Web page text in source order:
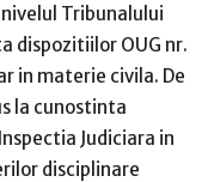
Tribunalului
dispozitiilor OUG nr.
in materie civila. De
la cunostinta
Judiciara in
disciplinare